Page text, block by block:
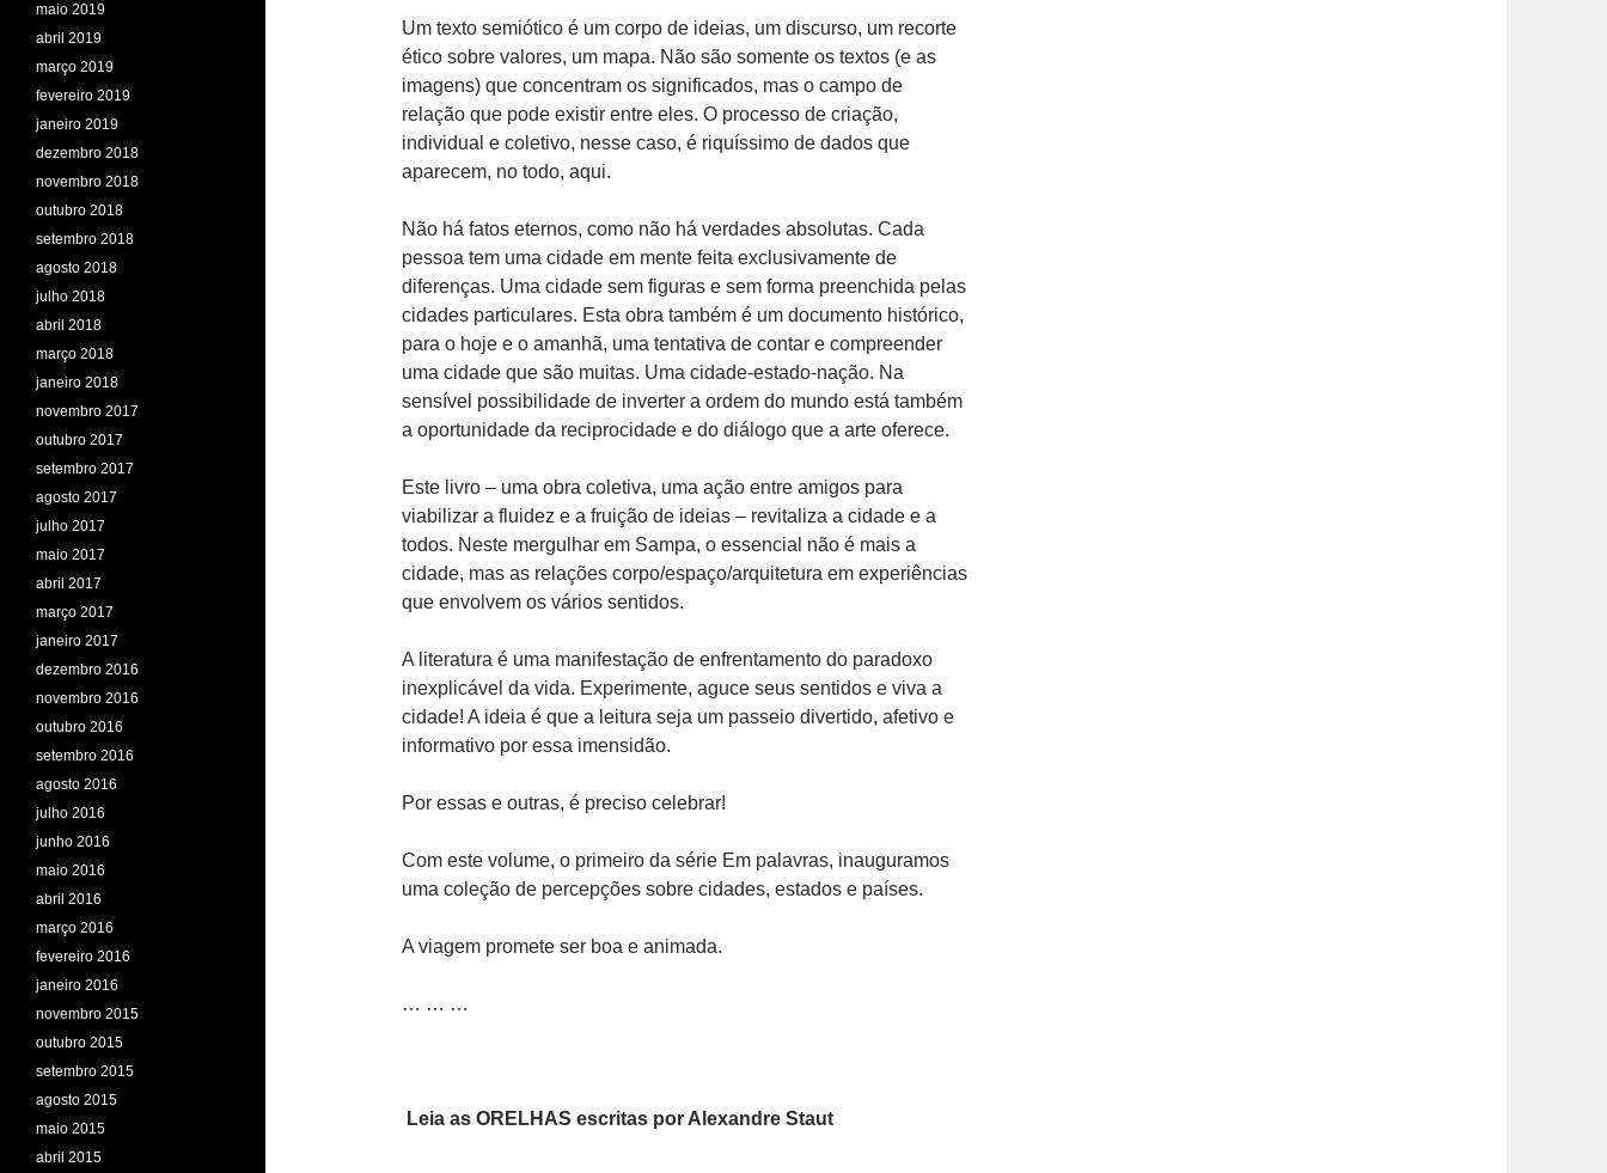
Um texto semiótico é um corpo de ideias, um discurso, um recorte
ético sobre valores, um mapa. Não são somente os textos (e as
imagens) que concentram os significados, mas o campo de
relação que pode existir entre eles. O processo de criação,
individual e coletivo, nesse caso, é riquíssimo de dados que
aparecem, no todo, aqui.
Não há fatos eternos, como não há verdades absolutas. Cada
pessoa tem uma cidade em mente feita exclusivamente de
diferenças. Uma cidade sem figuras e sem forma preenchida pelas
cidades particulares. Esta obra também é um documento histórico,
para o hoje e o amanhã, uma tentativa de contar e compreender
uma cidade que são muitas. Uma cidade-estado-nação. Na
sensível possibilidade de inverter a ordem do mundo está também
a oportunidade da reciprocidade e do diálogo que a arte oferece.
Este livro – uma obra coletiva, uma ação entre amigos para
viabilizar a fluidez e a fruição de ideias – revitaliza a cidade e a
todos. Neste mergulhar em Sampa, o essencial não é mais a
cidade, mas as relações corpo/espaço/arquitetura em experiências
que envolvem os vários sentidos.
A literatura é uma manifestação de enfrentamento do paradoxo
inexplicável da vida. Experimente, aguce seus sentidos e viva a
cidade! A ideia é que a leitura seja um passeio divertido, afetivo e
informativo por essa imensidão.
Por essas e outras, é preciso celebrar!
Com este volume, o primeiro da série Em palavras, inauguramos
uma coleção de percepções sobre cidades, estados e países.
A viagem promete ser boa e animada.
… … …
Leia as ORELHAS escritas por Alexandre Staut
maio 2019
abril 2019
março 2019
fevereiro 2019
janeiro 2019
dezembro 2018
novembro 2018
outubro 2018
setembro 2018
agosto 2018
julho 2018
abril 2018
março 2018
janeiro 2018
novembro 2017
outubro 2017
setembro 2017
agosto 2017
julho 2017
maio 2017
abril 2017
março 2017
janeiro 2017
dezembro 2016
novembro 2016
outubro 2016
setembro 2016
agosto 2016
julho 2016
junho 2016
maio 2016
abril 2016
março 2016
fevereiro 2016
janeiro 2016
novembro 2015
outubro 2015
setembro 2015
agosto 2015
maio 2015
abril 2015